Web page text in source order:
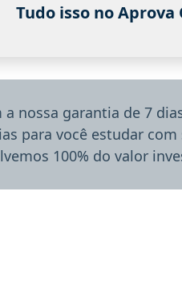
Tudo isso no Aprova
a nossa garantia de 7
para você estudar
100% do valor